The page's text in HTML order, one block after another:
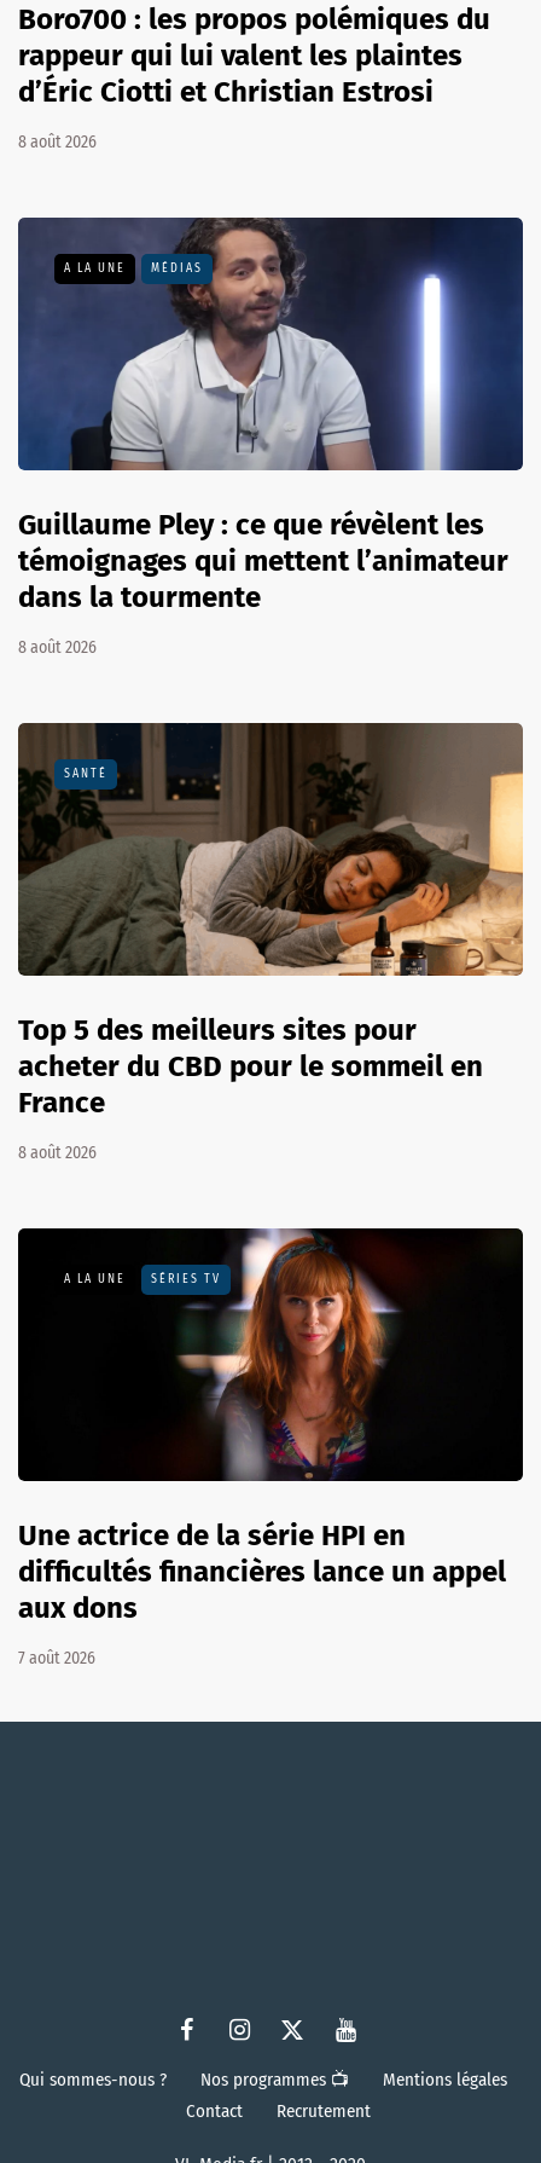
Boro700 : les propos polémiques du
rappeur qui lui valent les plaintes
d’Éric Ciotti et Christian Estrosi
8 août 2026
A LA UNE MÉDIAS
Guillaume Pley : ce que révèlent les
témoignages qui mettent l’animateur
dans la tourmente
8 août 2026
SANTÉ
Top 5 des meilleurs sites pour
acheter du CBD pour le sommeil en
France
8 août 2026
A LA UNE SÉRIES TV
Une actrice de la série HPI en
difficultés financières lance un appel
aux dons
7 août 2026
Qui sommes-nous ? Nos programmes 📺
Mentions légales
Contact
Recrutement